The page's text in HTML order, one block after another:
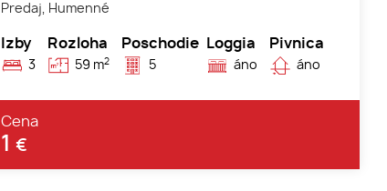
Predaj, Humenné
Izby
3
Rozloha
59 m2
Poschodie
5
Loggia
áno
Pivnica
áno
Cena
1 €